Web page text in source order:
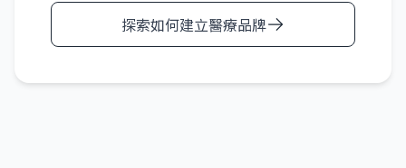
探索如何建立醫療品牌